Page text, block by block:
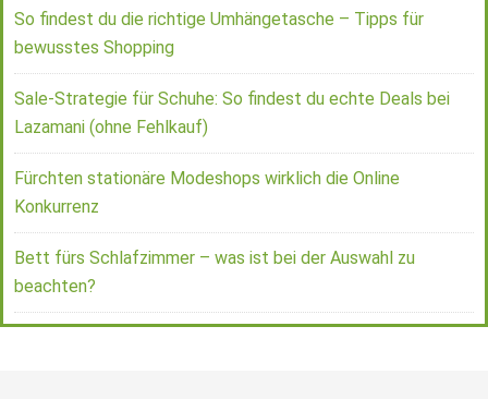
So findest du die richtige Umhängetasche – Tipps für
bewusstes Shopping
Sale-Strategie für Schuhe: So findest du echte Deals bei
Lazamani (ohne Fehlkauf)
Fürchten stationäre Modeshops wirklich die Online
Konkurrenz
Bett fürs Schlafzimmer – was ist bei der Auswahl zu
beachten?